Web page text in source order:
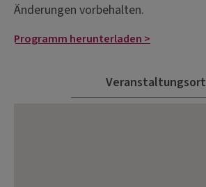
Änderungen vorbehalten.
Programm herunterladen >
Veranstaltungsort